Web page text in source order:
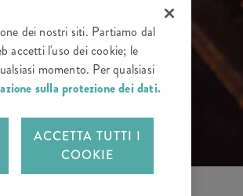
dei nostri siti. Partiamo dal
accetti l'uso dei cookie; le
momento. Per qualsiasi
sulla protezione dei dati.
ACCETTA TUTTI I
COOKIE